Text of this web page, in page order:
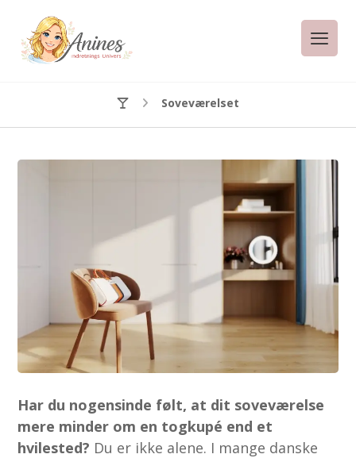
Soveværelset
Har du nogensinde følt, at dit soveværelse
mere minder om en togkupé end et
hvilested? Du er ikke alene. I mange danske